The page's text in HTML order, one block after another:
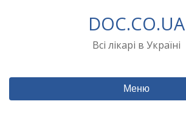
DOC.CO.UA
Всі лікарі в Україні
Меню